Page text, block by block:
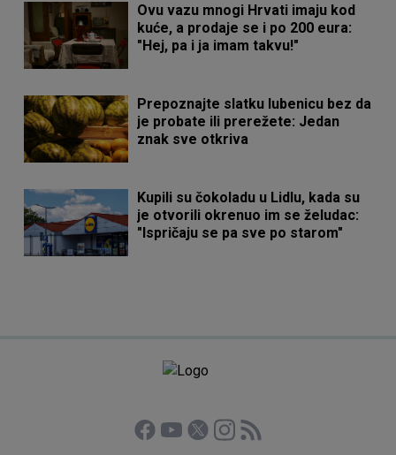
Ovu vazu mnogi Hrvati imaju kod
kuće, a prodaje se i po 200 eura:
"Hej, pa i ja imam takvu!"
Prepoznajte slatku lubenicu bez da
je probate ili prerežete: Jedan
znak sve otkriva
Kupili su čokoladu u Lidlu, kada su
je otvorili okrenuo im se želudac:
"Ispričaju se pa sve po starom"